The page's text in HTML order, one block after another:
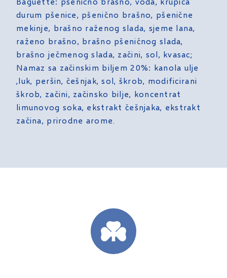
durum pšenice, pšenično brašno, pšenične
mekinje, brašno raženog slada, sjeme lana,
raženo brašno, brašno pšeničnog slada,
brašno ječmenog slada, začini, sol, kvasac;
Namaz sa začinskim biljem 20%: kanola ulje
,luk, peršin, češnjak, sol, škrob, modificirani
škrob, začini, začinsko bilje, koncentrat
limunovog soka, ekstrakt češnjaka, ekstrakt
začina, prirodne arome.